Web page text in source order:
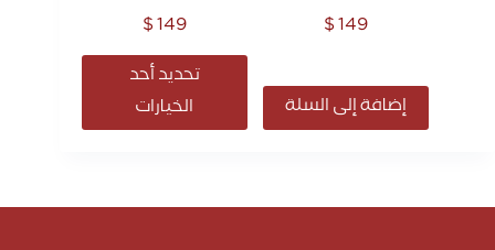
$149
إضافة إلى السلة
$149
تحديد أحد
الخيارات